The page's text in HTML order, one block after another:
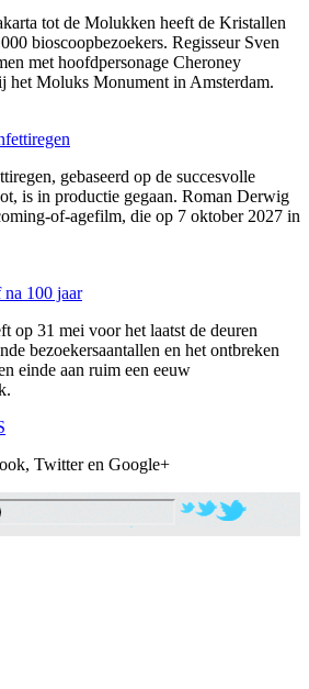
tot de Molukken heeft de Kristallen
bioscoopbezoekers. Regisseur Sven
met hoofdpersonage Cheroney
het Moluks Monument in Amsterdam.
gebaseerd op de succesvolle
is in productie gegaan. Roman Derwig
of-agefilm, die op 7 oktober 2027 in
100 jaar
op 31 mei voor het laatst de deuren
bezoekersaantallen en het ontbreken
einde aan ruim een eeuw
Twitter en Google+